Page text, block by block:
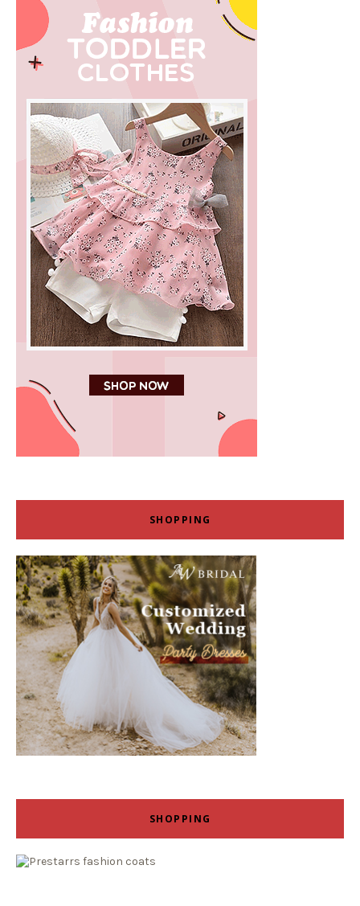
SHOPPING
SHOPPING